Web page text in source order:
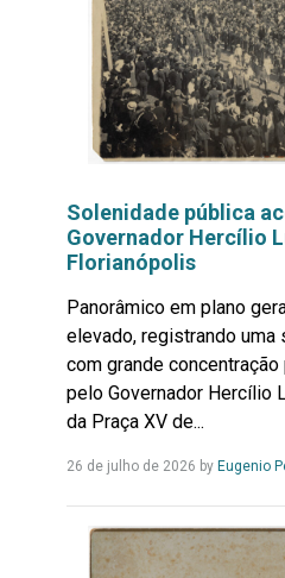
Solenidade pública
Governador Hercílio
Florianópolis
Panorâmico em plano
elevado, registrando uma
com grande
pelo Governador Hercílio
da Praça XV de...
26 de julho de 2026 by Eugenio